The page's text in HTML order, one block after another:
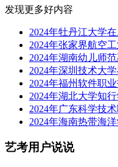
发现更多好内容
2024年牡丹江大学
2024年张家界航空
2024年湖南幼儿师
2024年深圳技术大
2024年福州软件职
2024年湖北大学知
2024年广东科学技
2024年海南热带海
艺考用户说说